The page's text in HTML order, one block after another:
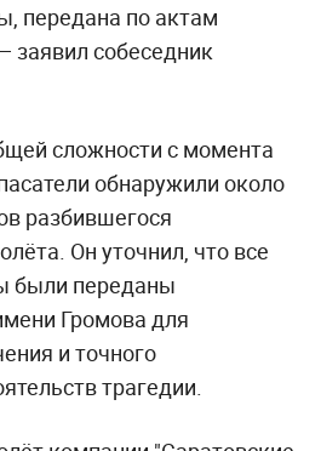
передана по актам
заявил собеседник
сложности с момента
обнаружили около
разбившегося
Он уточнил, что все
были переданы
Громова для
и точного
трагедии.